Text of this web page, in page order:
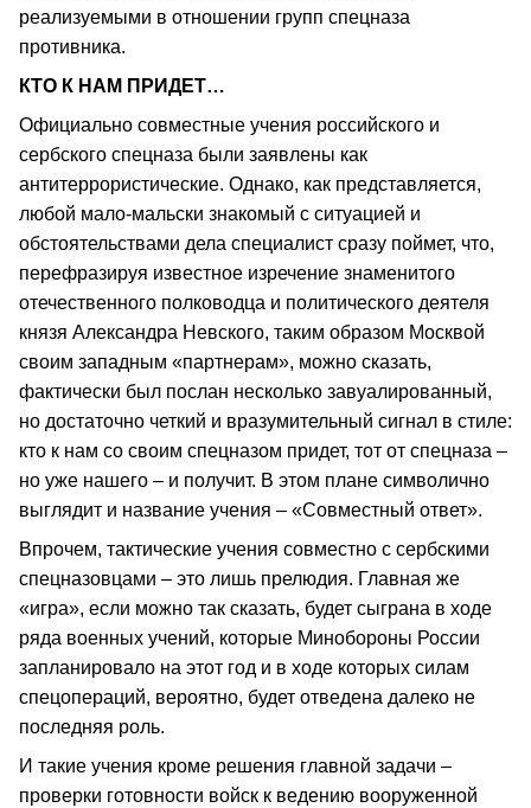
реализуемыми в отношении групп спецназа
противника.
КТО К НАМ ПРИДЕТ…
Официально совместные учения российского и
сербского спецназа были заявлены как
антитеррористические. Однако, как представляется,
любой мало-мальски знакомый с ситуацией и
обстоятельствами дела специалист сразу поймет, что,
перефразируя известное изречение знаменитого
отечественного полководца и политического деятеля
князя Александра Невского, таким образом Москвой
своим западным «партнерам», можно сказать,
фактически был послан несколько завуалированный,
но достаточно четкий и вразумительный сигнал в стиле:
кто к нам со своим спецназом придет, тот от спецназа –
но уже нашего – и получит. В этом плане символично
выглядит и название учения – «Совместный ответ».
Впрочем, тактические учения совместно с сербскими
спецназовцами – это лишь прелюдия. Главная же
«игра», если можно так сказать, будет сыграна в ходе
ряда военных учений, которые Минобороны России
запланировало на этот год и в ходе которых силам
спецопераций, вероятно, будет отведена далеко не
последняя роль.
И такие учения кроме решения главной задачи –
проверки готовности войск к ведению вооруженной